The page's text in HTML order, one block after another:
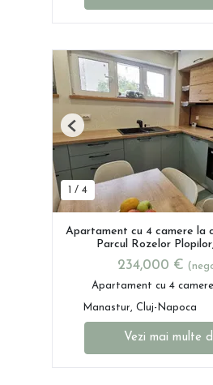
1 / 4
Previous
Apartament cu 4 camere la
Parcul Rozelor
234,000 €
Apartament cu 4
Manastur, Cluj-Napoca
Vezi mai multe